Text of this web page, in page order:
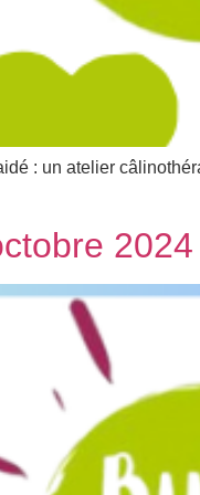
: un atelier